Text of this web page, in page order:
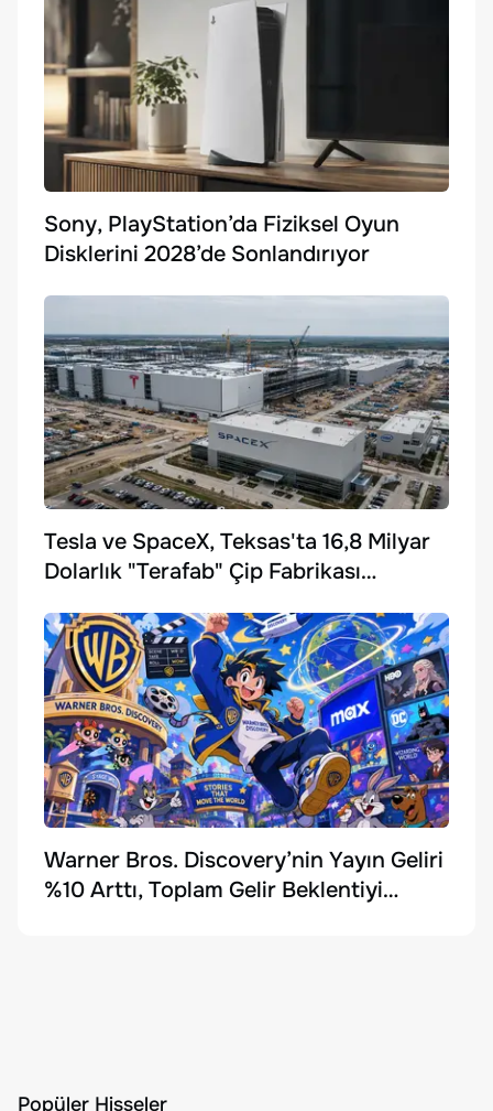
Sony, PlayStation’da Fiziksel Oyun
Disklerini 2028’de Sonlandırıyor
Tesla ve SpaceX, Teksas'ta 16,8 Milyar
Dolarlık "Terafab" Çip Fabrikası
Warner Bros. Discovery’nin Yayın Geliri
%10 Arttı, Toplam Gelir Beklentiyi
Popüler Hisseler